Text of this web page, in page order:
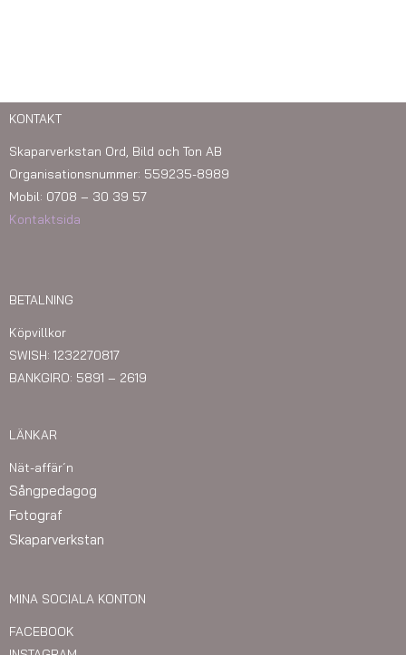
KONTAKT
Skaparverkstan Ord, Bild och Ton AB
Organisationsnummer: 559235-8989
Mobil: 0708 – 30 39 57
Kontaktsida
BETALNING
Köpvillkor
SWISH: 1232270817
BANKGIRO: 5891 – 2619
LÄNKAR
Nät-affär´n
Sångpedagog
Fotograf
Skaparverkstan
MINA SOCIALA KONTON
FACEBOOK